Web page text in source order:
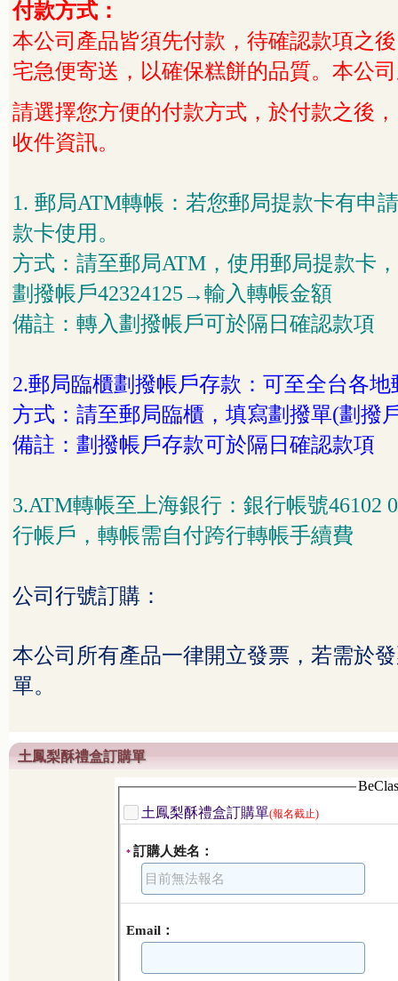
付款方式：
本公司產品皆須先付款，待確認款項之
宅急便寄送，以確保糕餅的品質。本公
請選擇您方便的付款方式，於付款之後
收件資訊。
1. 郵局ATM轉帳：若您郵局提款卡有申
款卡使用。
方式：請至郵局ATM ，使用郵局提款
劃撥帳戶42324125→輸入轉帳金額
備註：轉入劃撥帳戶可於隔日確認款項
2.郵局臨櫃劃撥帳戶存款：可至全台各地
方式：請至郵局臨櫃，填寫劃撥單(劃撥
備註：劃撥帳戶存款可於隔日確認款項
3.ATM轉帳至上海銀行：銀行帳號46102
行帳戶，轉帳需自付跨行轉帳手續費
公司行號訂購：
本公司所有產品一律開立發票，若需於
單。
土鳳梨酥禮盒訂購單